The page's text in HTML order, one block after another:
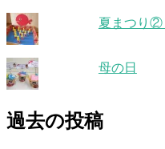
夏まつり
母の日
過去の投稿